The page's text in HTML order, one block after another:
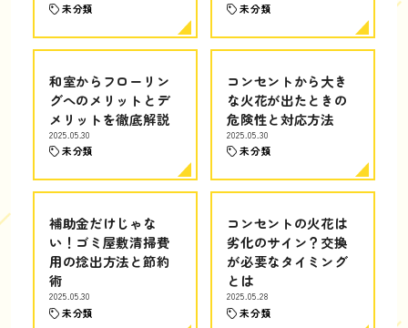
未分類 未分類
和室からフローリン
グへのメリットとデ
メリットを徹底解説
2025.05.30
未分類
コンセントから大き
な火花が出たときの
危険性と対応方法
2025.05.30
未分類
補助金だけじゃな
い！ゴミ屋敷清掃費
用の捻出方法と節約
術
2025.05.30
未分類
コンセントの火花は
劣化のサイン？交換
が必要なタイミング
とは
2025.05.28
未分類